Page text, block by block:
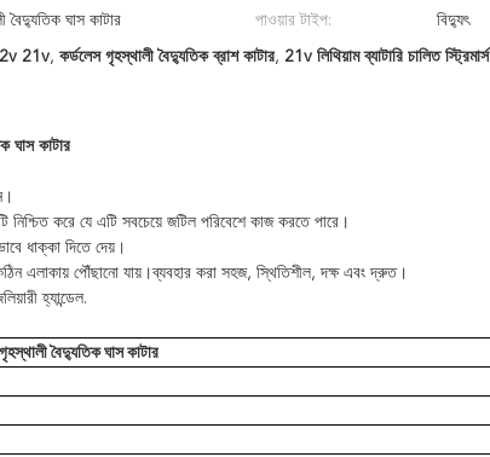
ঘাস কাটার পাওয়ার টাইপ: বিদ্যুৎ
21v, কর্ডলেস গৃহস্থালী বৈদ্যুতিক ব্রাশ কাটার, 21v লিথিয়াম ব্যাটারি চালিত স্ট্রিমার্স
ঘাস কাটার
করে যে এটি সবচেয়ে জটিল পরিবেশে কাজ করতে পারে।
ধাক্কা দিতে দেয়।
এলাকায় পৌঁছানো যায়।ব্যবহার করা সহজ, স্থিতিশীল, দক্ষ এবং দ্রুত।
হ্যান্ডেল.
বৈদ্যুতিক ঘাস কাটার